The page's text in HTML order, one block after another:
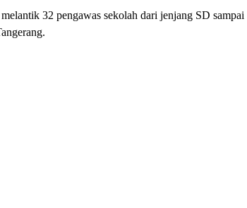
32 pengawas sekolah dari jenjang SD sampai